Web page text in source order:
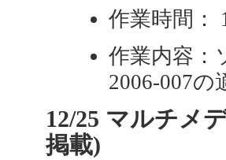
作業時間：
作業内容：
2006-007の
12/25 マルチメ
掲載)